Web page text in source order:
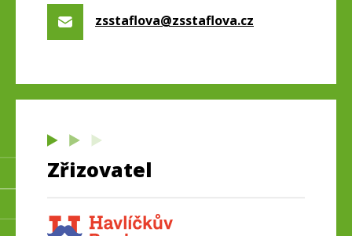
zsstaflova@zsstaflova.cz
Zřizovatel